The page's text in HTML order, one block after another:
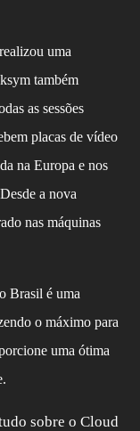
uma
também
as sessões
placas de vídeo
na Europa e nos
a nova
nas máquinas
Brasil é uma
o máximo para
uma ótima
sobre o Cloud